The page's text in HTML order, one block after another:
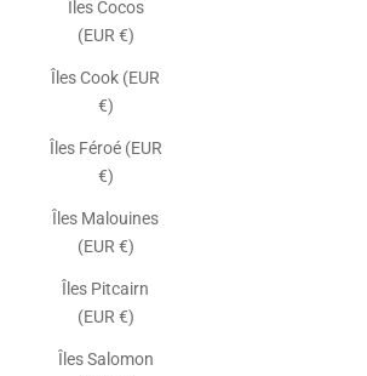
Îles Cocos
(EUR €)
Îles Cook (EUR
€)
Îles Féroé (EUR
€)
Îles Malouines
(EUR €)
Îles Pitcairn
(EUR €)
Îles Salomon